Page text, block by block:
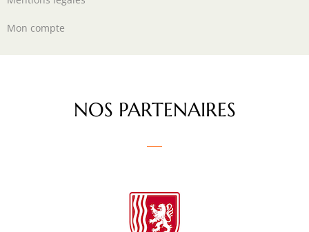
Mon compte
NOS PARTENAIRES